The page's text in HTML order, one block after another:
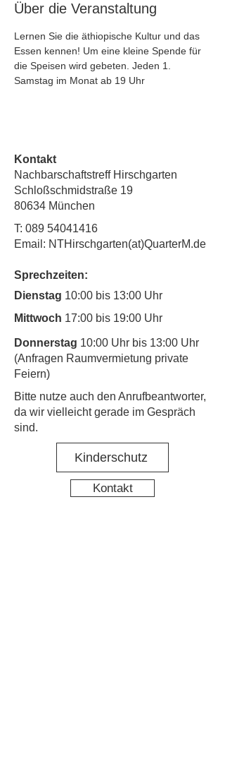
Über die Veranstaltung
Lernen Sie die äthiopische Kultur und das
Essen kennen! Um eine kleine Spende für
die Speisen wird gebeten. Jeden 1.
Samstag im Monat ab 19 Uhr
Kontakt
Nachbarschaftstreff Hirschgarten
Schloßschmidstraße 19
80634 München
T: 089 54041416
Email: NTHirschgarten(at)QuarterM.de
Sprechzeiten:
Dienstag 10:00 bis 13:00 Uhr
Mittwoch 17:00 bis 19:00 Uhr
Donnerstag 10:00 Uhr bis 13:00 Uhr
(Anfragen Raumvermietung private
Feiern)
​Bitte nutze auch den Anrufbeantworter,
da wir vielleicht gerade im Gespräch
sind.
Kinderschutz
Kontakt